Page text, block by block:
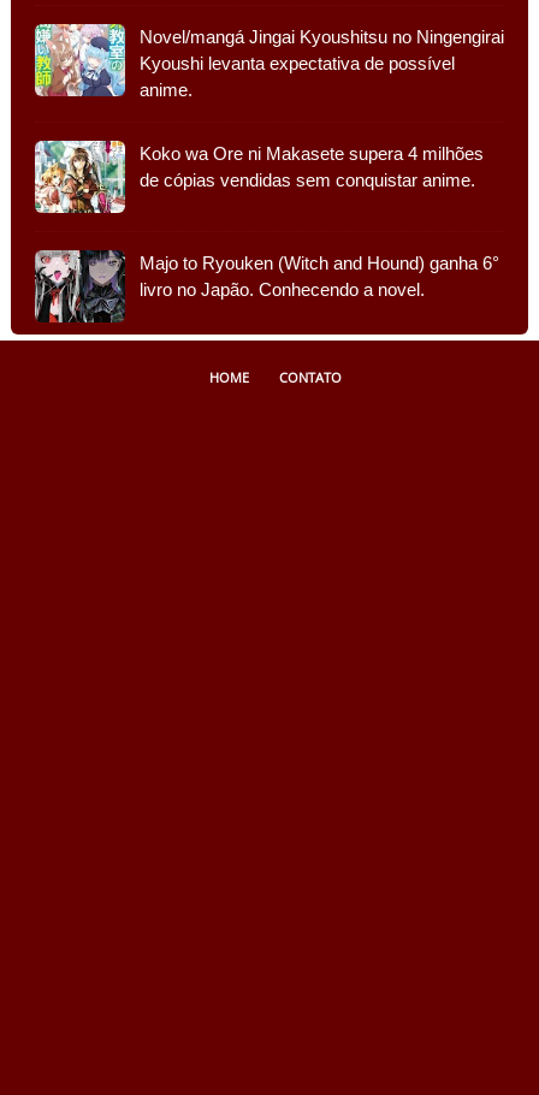
Novel/mangá Jingai Kyoushitsu no Ningengirai
Kyoushi levanta expectativa de possível
anime.
Koko wa Ore ni Makasete supera 4 milhões
de cópias vendidas sem conquistar anime.
Majo to Ryouken (Witch and Hound) ganha 6°
livro no Japão. Conhecendo a novel.
HOME CONTATO